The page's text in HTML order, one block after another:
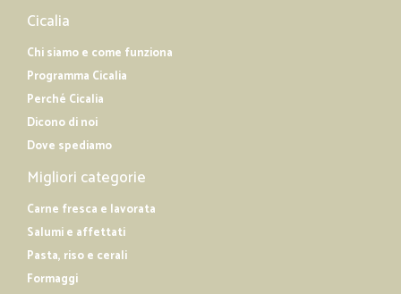
Cicalia
Chi siamo e come funziona
Programma Cicalia
Perché Cicalia
Dicono di noi
Dove spediamo
Migliori categorie
Carne fresca e lavorata
Salumi e affettati
Pasta, riso e cerali
Formaggi